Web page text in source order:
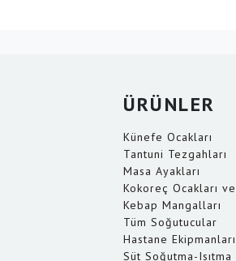
ÜRÜNLER
Künefe Ocakları
Tantuni Tezgahları
Masa Ayakları
Kokoreç Ocakları ve
Kebap Mangalları
Tüm Soğutucular
Hastane Ekipmanları
Süt Soğutma-Isıtma